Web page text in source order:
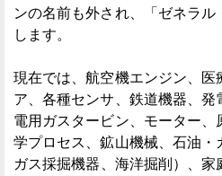
ンの名前も外され、「ゼネラ
します。
現在では、航空機エンジン、医
ア、各種センサ、鉄道機器、
電用ガスタービン、モーター
学プロセス、鉱山機械、石油・
ガス採掘機器、海洋掘削）、家